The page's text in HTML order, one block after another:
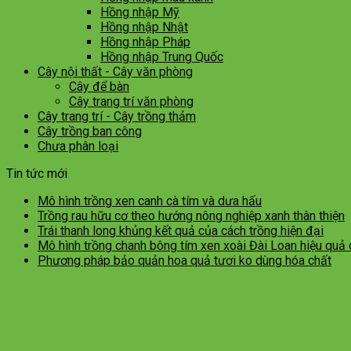
Hồng nhập Mỹ
Hồng nhập Nhật
Hồng nhập Pháp
Hồng nhập Trung Quốc
Cây nội thất - Cây văn phòng
Cây để bàn
Cây trang trí văn phòng
Cây trang trí - Cây trồng thảm
Cây trồng ban công
Chưa phân loại
Tin tức mới
Mô hình trồng xen canh cà tím và dưa hấu
Trồng rau hữu cơ theo hướng nông nghiệp xanh thân thiện
Trái thanh long khủng kết quả của cách trồng hiện đại
Mô hình trồng chanh bông tím xen xoài Đài Loan hiệu quả
Phương pháp bảo quản hoa quả tươi ko dùng hóa chất